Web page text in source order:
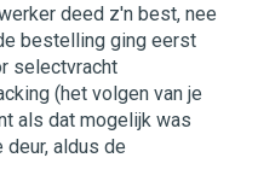
deed z'n best, nee
bestelling ging eerst
selectvracht
(het volgen van je
als dat mogelijk was
aldus de